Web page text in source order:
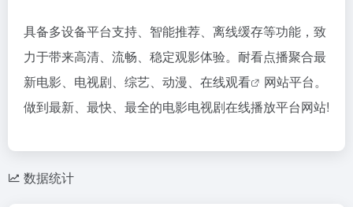
具备多设备平台支持、智能推荐、离线缓存等功能，致
力于带来高清、流畅、稳定观影体验。耐看点播聚合最
新电影、电视剧、综艺、动漫、 在线观看
网站平台。
做到最新、最快、最全的电影电视剧在线播放平台网站!
数据统计